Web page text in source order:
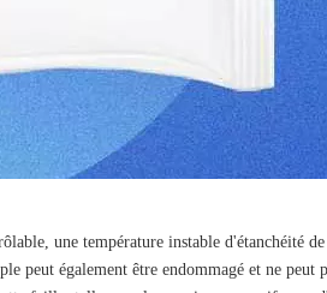
une température instable d'étanchéité
peut également être endommagé et ne peut